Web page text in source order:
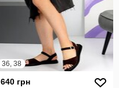
36, 38
640 грн